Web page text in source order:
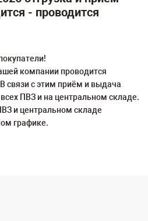
- проводится
компании проводится
связи с этим приём и выдача
ПВЗ и на центральном складе.
и центральном складе
графике.